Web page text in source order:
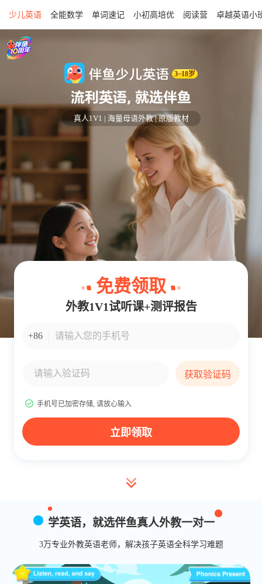
少儿英语 全能数学 单词速记 小初高培优 阅读营 卓越英语小
伴鱼少儿英语 3~18岁
流利英语, 就选伴鱼
真人1V1 | 海量母语外教 | 原版教材
免费领取
外教1V1试听课+测评报告
手机号码输入
+86
验证码输入
获取验证码
手机号已加密存储, 请放心输入
立即领取
学英语，就选伴鱼真人外教一对一
3万专业外教英语老师，解决孩子英语全科学习难题